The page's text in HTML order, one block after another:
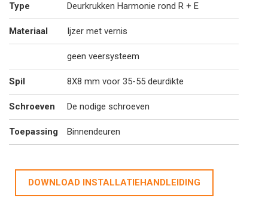
Type Deurkrukken Harmonie rond R + E
Materiaal Ijzer met vernis
geen veersysteem
Spil 8X8 mm voor 35-55 deurdikte
Schroeven De nodige schroeven
Toepassing Binnendeuren
DOWNLOAD INSTALLATIEHANDLEIDING